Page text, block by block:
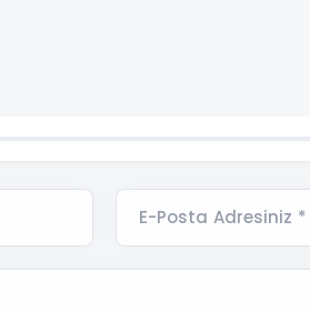
E-Posta Adresiniz *